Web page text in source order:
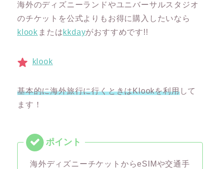
海外のディズニーランドやユニバーサルスタジオ
のチケットを公式よりもお得に購入したいなら
klook またはkkdayがおすすめです!!
klook
基本的に海外旅行に行くときはKlookを利用して
ます！
海外ディズニーチケットからeSIMや交通手